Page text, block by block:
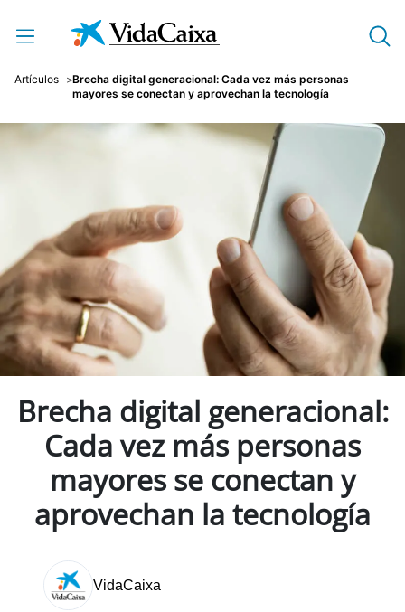
Saltar al contenido principal
Artículos
Brecha digital generacional: Cada vez más personas
mayores se conectan y aprovechan la tecnología
Brecha digital generacional:
Cada vez más personas
mayores se conectan y
aprovechan la tecnología
VidaCaixa